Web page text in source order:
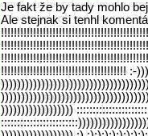
Je fakt že by tady mohlo
Ale stejnak si tenhl
!!!!!!!!!!!!!!!!!!!!!!!!!!!!!!
!!!!!!!!!!!!!!!!!!!!!!!!!!!!!!
!!!!!!!!!!!!!!!!!!!!!!!!!!!!!!
!!!!!!!!!!!!!!!!!!!!!!!!!!!!!!!!!!!!!!! :-
))))))))))))))))))))))))))))))
))))))))))))))))))))))))))))))
))))))))))))))))))
::::::::::::::::::::::::))))))